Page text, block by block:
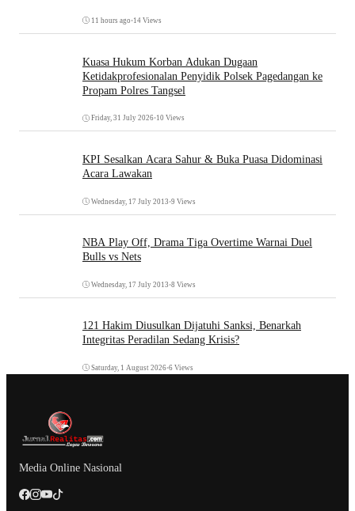
11 hours ago •14 Views
Kuasa Hukum Korban Adukan Dugaan
Ketidakprofesionalan Penyidik Polsek Pagedangan ke
Propam Polres Tangsel
Friday, 31 July 2026•10 Views
KPI Sesalkan Acara Sahur & Buka Puasa Didominasi
Acara Lawakan
Wednesday, 17 July 2013 •9 Views
NBA Play Off, Drama Tiga Overtime Warnai Duel
Bulls vs Nets
Wednesday, 17 July 2013 •8 Views
121 Hakim Diusulkan Dijatuhi Sanksi, Benarkah
Integritas Peradilan Sedang Krisis?
Saturday, 1 August 2026•6 Views
Media Online Nasional